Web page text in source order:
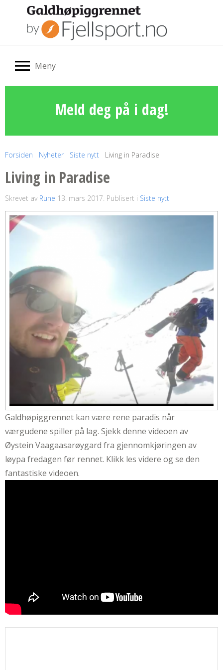
Meny
Meld deg på i dag!
Forsiden Nyheter Siste nytt Living in Paradise
Living in Paradise
Skrevet av Rune 13. mars 2017 . Publisert i Siste nytt
Galdhøpiggrennet kan være rene paradis når
værgudene spiller på lag. Sjekk denne videoen av
Øystein Vaagaasarøygard fra gjennomkjøringen av
løypa fredagen før rennet. Klikk les videre og se den
fantastiske videoen.